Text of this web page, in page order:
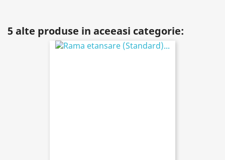
5 alte produse in aceeasi categorie: